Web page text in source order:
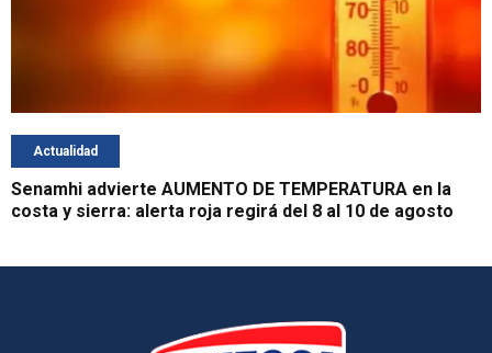
Actualidad
Senamhi advierte AUMENTO DE TEMPERATURA en la
costa y sierra: alerta roja regirá del 8 al 10 de agosto